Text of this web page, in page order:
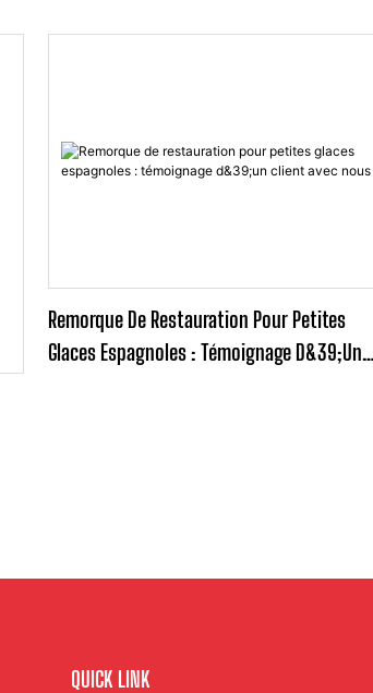
Remorque De Restauration Pour Petites
Glaces Espagnoles : Témoignage D&39;un
QUICK LINK